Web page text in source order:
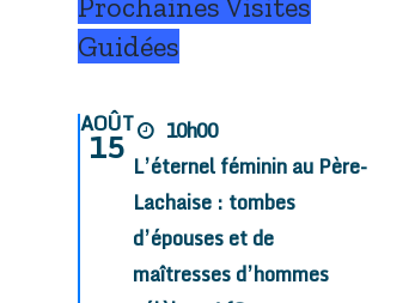
Guidées
AOÛT
15
10h00
L’éternel féminin au Père-
Lachaise : tombes
d’épouses et de
maîtresses d’hommes